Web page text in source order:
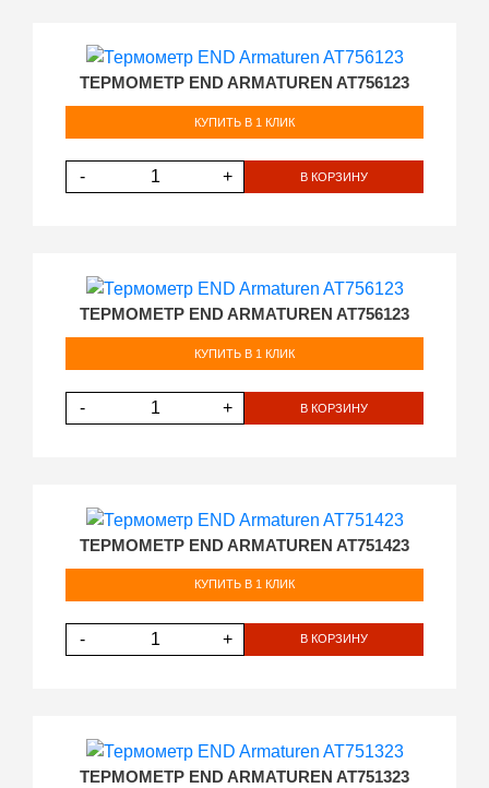
ТЕРМОМЕТР END ARMATUREN AT756123
КУПИТЬ В 1 КЛИК
- + В КОРЗИНУ
ТЕРМОМЕТР END ARMATUREN AT756123
КУПИТЬ В 1 КЛИК
- + В КОРЗИНУ
ТЕРМОМЕТР END ARMATUREN AT751423
КУПИТЬ В 1 КЛИК
- + В КОРЗИНУ
ТЕРМОМЕТР END ARMATUREN AT751323